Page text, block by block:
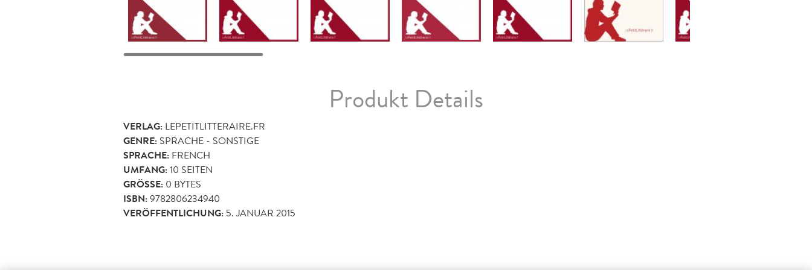
Produkt Details
VERLAG: LEPETITLITTERAIRE.FR
GENRE: SPRACHE - SONSTIGE
SPRACHE: FRENCH
UMFANG:10 SEITEN
GRÖSSE: 0 BYTES
ISBN:9782806234940
VERÖFFENTLICHUNG: 5. JANUAR 2015